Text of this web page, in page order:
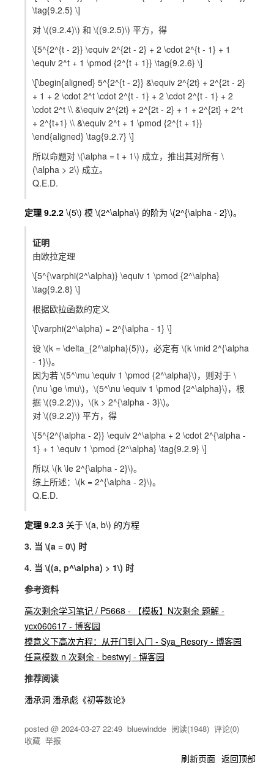
\tag{9.2.5} \]
对 \((9.2.4)\) 和 \((9.2.5)\) 平方，得
\[5^{2^{t - 2}} \equiv 2^{2t - 2} + 2 \cdot 2^{t - 1} + 1
\equiv 2^t + 1 \pmod {2^{t + 1}} \tag{9.2.6} \]
\[\begin{aligned} 5^{2^{t - 2}} &\equiv 2^{2t} + 2^{2t - 2}
+ 1 + 2 \cdot 2^t \cdot 2^{t - 1} + 2 \cdot 2^{t - 1} + 2
\cdot 2^t \\ &\equiv 2^{2t} + 2^{2t - 2} + 1 + 2^{2t} + 2^t
+ 2^{t+1} \\ &\equiv 2^t + 1 \pmod {2^{t + 1}}
\end{aligned} \tag{9.2.7} \]
所以命题对 \(\alpha = t + 1\) 成立，推出其对所有 \
(\alpha > 2\) 成立。
Q.E.D.
定理 9.2.2 \(5\) 模 \(2^\alpha\) 的阶为 \(2^{\alpha - 2}\)。
证明
由欧拉定理
\[5^{\varphi(2^\alpha)} \equiv 1 \pmod {2^\alpha}
\tag{9.2.8} \]
根据欧拉函数的定义
\[\varphi(2^\alpha) = 2^{\alpha - 1} \]
设 \(k = \delta_{2^\alpha}(5)\)，必定有 \(k \mid 2^{\alpha
- 1}\)。
因为若 \(5^\mu \equiv 1 \pmod {2^\alpha}\)，则对于 \
(\nu \ge \mu\)， \(5^\nu \equiv 1 \pmod {2^\alpha}\)，根
据 \((9.2.2)\)， \(k > 2^{\alpha - 3}\)。
对 \((9.2.2)\) 平方，得
\[5^{2^{\alpha - 2}} \equiv 2^\alpha + 2 \cdot 2^{\alpha -
1} + 1 \equiv 1 \pmod {2^\alpha} \tag{9.2.9} \]
所以 \(k \le 2^{\alpha - 2}\)。
综上所述： \(k = 2^{\alpha - 2}\)。
Q.E.D.
定理 9.2.3 关于 \(a, b\) 的方程
3. 当\(a = 0\) 时
4. 当\((a, p^\alpha) > 1\) 时
参考资料
高次剩余学习笔记 / P5668 - 【模板】N次剩余 题解 -
ycx060617 - 博客园
模意义下高次方程：从开门到入门 - Sya_Resory - 博客园
任意模数 n 次剩余 - bestwyj - 博客园
推荐阅读
潘承洞 潘承彪《初等数论》
posted @ 2024-03-27 22:49 bluewindde 阅读(1948) 评论(0)
收藏 举报
刷新页面 返回顶部